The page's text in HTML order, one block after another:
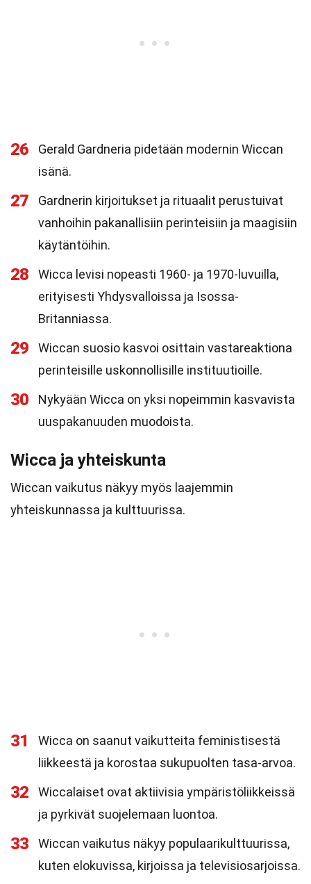
26
Gerald Gardneria pidetään modernin Wiccan
isänä.
27
Gardnerin kirjoitukset ja rituaalit perustuivat
vanhoihin pakanallisiin perinteisiin ja maagisiin
käytäntöihin.
28
Wicca levisi nopeasti 1960- ja 1970-luvuilla,
erityisesti Yhdysvalloissa ja Isossa-
Britanniassa.
29
Wiccan suosio kasvoi osittain vastareaktiona
perinteisille uskonnollisille instituutioille.
30
Nykyään Wicca on yksi nopeimmin kasvavista
uuspakanuuden muodoista.
Wicca ja yhteiskunta
Wiccan vaikutus näkyy myös laajemmin
yhteiskunnassa ja kulttuurissa.
31
Wicca on saanut vaikutteita feministisestä
liikkeestä ja korostaa sukupuolten tasa-arvoa.
32
Wiccalaiset ovat aktiivisia ympäristöliikkeissä
ja pyrkivät suojelemaan luontoa.
33
Wiccan vaikutus näkyy populaarikulttuurissa,
kuten elokuvissa, kirjoissa ja televisiosarjoissa.